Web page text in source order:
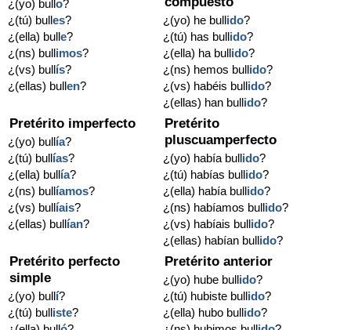
¿(yo) bullo?
¿(tú) bulles?
¿(ella) bulle?
¿(ns) bullimos?
¿(vs) bullís?
¿(ellas) bullen?
¿(yo) he bullido?
¿(tú) has bullido?
¿(ella) ha bullido?
¿(ns) hemos bullido?
¿(vs) habéis bullido?
¿(ellas) han bullido?
Pretérito imperfecto
¿(yo) bullía?
¿(tú) bullías?
¿(ella) bullía?
¿(ns) bullíamos?
¿(vs) bullíais?
¿(ellas) bullían?
Pretérito
pluscuamperfecto
¿(yo) había bullido?
¿(tú) habías bullido?
¿(ella) había bullido?
¿(ns) habíamos bullido?
¿(vs) habíais bullido?
¿(ellas) habían bullido?
Pretérito perfecto
simple
¿(yo) bullí?
¿(tú) bulliste?
Pretérito anterior
¿(yo) hube bullido?
¿(tú) hubiste bullido?
¿(ella) hubo bullido?